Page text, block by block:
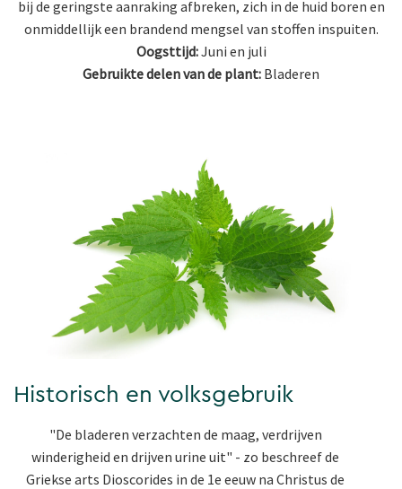
bij de geringste aanraking afbreken, zich in de huid boren en
onmiddellijk een brandend mengsel van stoffen inspuiten.
Oogsttijd:Juni en juli
Gebruikte delen van de plant: Bladeren
Historisch en volksgebruik
"De bladeren verzachten de maag, verdrijven
winderigheid en drijven urine uit" - zo beschreef de
Griekse arts Dioscorides in de 1e eeuw na Christus de